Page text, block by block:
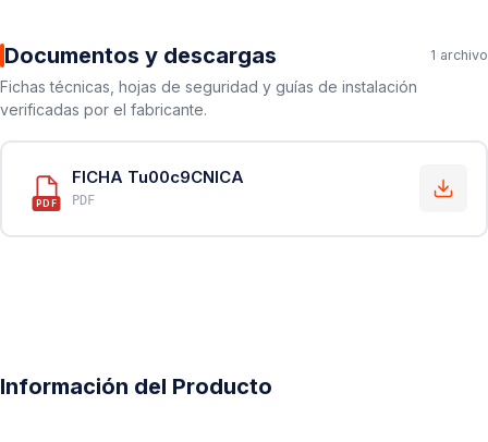
Documentos y descargas 1 archivo
Fichas técnicas, hojas de seguridad y guías de instalación
verificadas por el fabricante.
PDF
FICHA Tu00c9CNICA
PDF
Información del Producto